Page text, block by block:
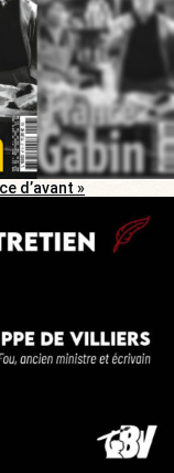
d’avant »